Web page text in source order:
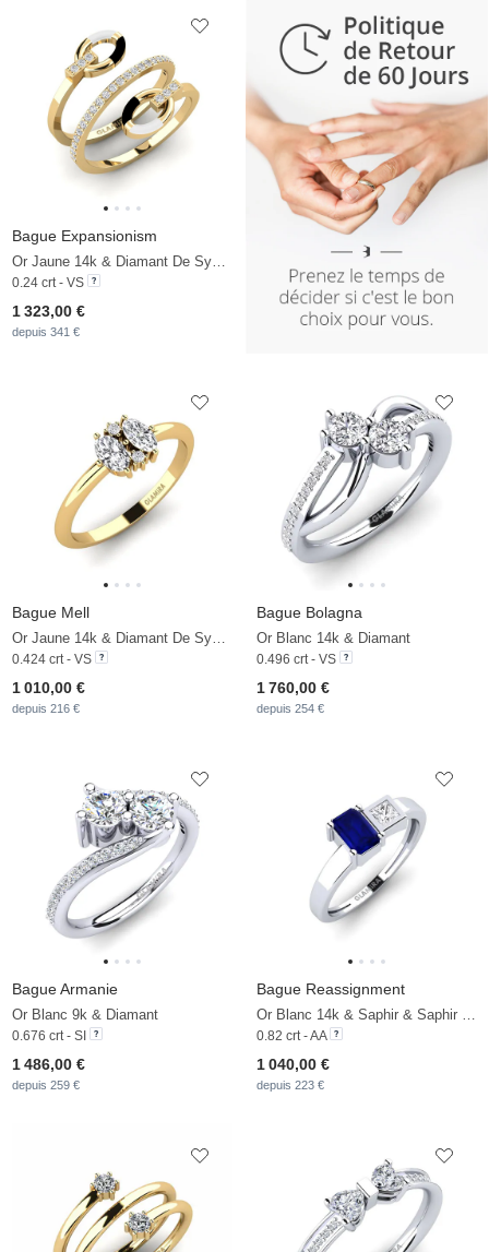
Bague Expansionism
0.24 crt - VS
1 323,00 €
depuis 341 €
Bague Mell
0.424 crt - VS
1 010,00 €
depuis 216 €
Bague Bolagna
Or Blanc 14k & Diamant
0.496 crt - VS
1 760,00 €
depuis 254 €
Bague Armanie
Or Blanc 9k & Diamant
0.676 crt - SI
1 486,00 €
depuis 259 €
Bague Reassignment
0.82 crt - AA
1 040,00 €
depuis 223 €